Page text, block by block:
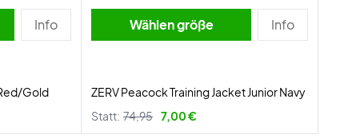
Info
Gold
Wählen größe Info
ZERV Peacock Training Jacket Junior Navy
Statt: 74,95 7,00 €